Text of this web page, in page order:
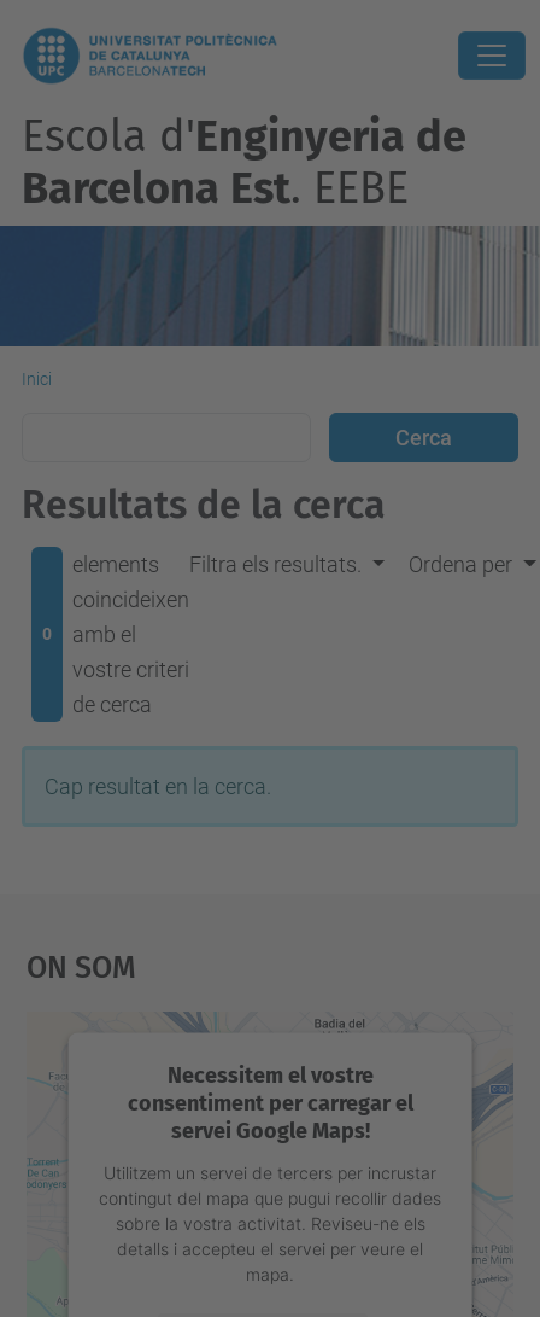
Escola d'Enginyeria de
Barcelona Est. EEBE
Inici
Resultats de la cerca
0
elements
coincideixen
amb el
vostre criteri
de cerca
Filtra els resultats. Ordena per
Cap resultat en la cerca.
On Som
Necessitem el vostre
consentiment per carregar el
servei Google Maps!
Utilitzem un servei de tercers per incrustar
contingut del mapa que pugui recollir dades
sobre la vostra activitat. Reviseu-ne els
detalls i accepteu el servei per veure el
mapa.